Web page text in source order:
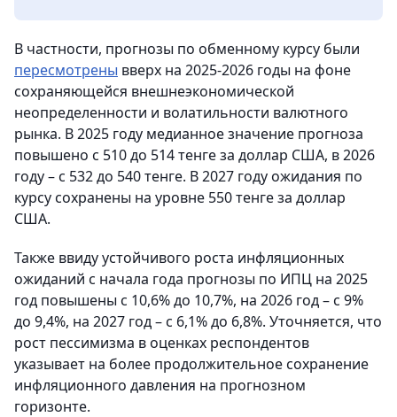
В частности, прогнозы по обменному курсу были
пересмотрены вверх на 2025-2026 годы на фоне
сохраняющейся внешнеэкономической
неопределенности и волатильности валютного
рынка. В 2025 году медианное значение прогноза
повышено с 510 до 514 тенге за доллар США, в 2026
году – с 532 до 540 тенге. В 2027 году ожидания по
курсу сохранены на уровне 550 тенге за доллар
США.
Также ввиду устойчивого роста инфляционных
ожиданий с начала года прогнозы по ИПЦ на 2025
год повышены с 10,6% до 10,7%, на 2026 год – с 9%
до 9,4%, на 2027 год – с 6,1% до 6,8%. Уточняется, что
рост пессимизма в оценках респондентов
указывает на более продолжительное сохранение
инфляционного давления на прогнозном
горизонте.